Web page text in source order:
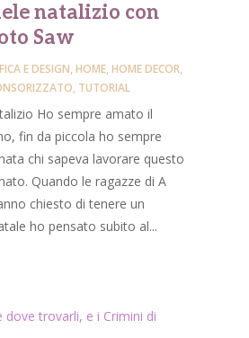
natalizio con
Saw
E DESIGN,HOME,HOME DECOR,
, TUTORIAL
Ho sempre amato il
fin da piccola ho sempre
chi sapeva lavorare questo
Quando le ragazze di A
chiesto di tenere un
ho pensato subito al...